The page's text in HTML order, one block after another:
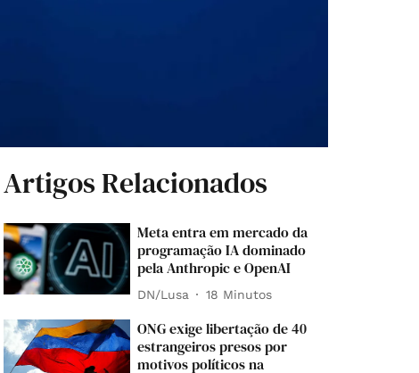
Artigos Relacionados
Meta entra em mercado da
programação IA dominado
pela Anthropic e OpenAI
DN/Lusa 18 Minutos
ONG exige libertação de 40
estrangeiros presos por
motivos políticos na